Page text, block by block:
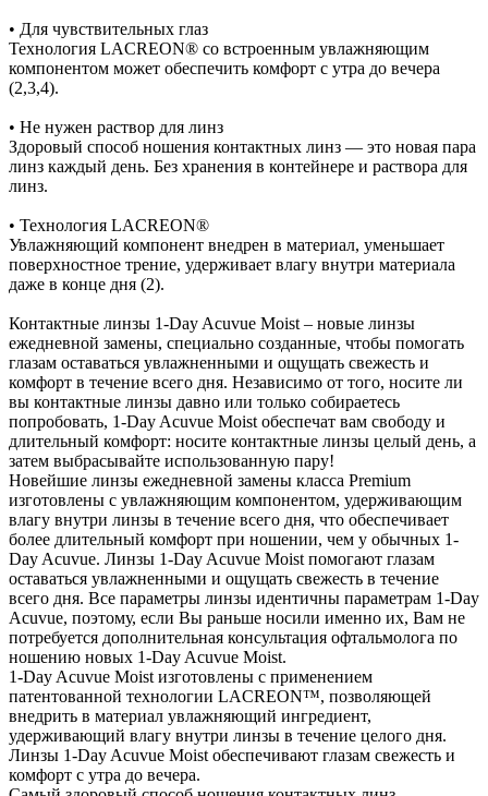
• Для чувствительных глаз
Технология LACREON® со встроенным увлажняющим
компонентом может обеспечить комфорт с утра до вечера
(2,3,4).
• Не нужен раствор для линз
Здоровый способ ношения контактных линз — это новая пара
линз каждый день. Без хранения в контейнере и раствора для
линз.
• Технология LACREON®
Увлажняющий компонент внедрен в материал, уменьшает
поверхностное трение, удерживает влагу внутри материала
даже в конце дня (2).
Контактные линзы 1-Day Acuvue Moist – новые линзы
ежедневной замены, специально созданные, чтобы помогать
глазам оставаться увлажненными и ощущать свежесть и
комфорт в течение всего дня. Независимо от того, носите ли
вы контактные линзы давно или только собираетесь
попробовать, 1-Day Acuvue Moist обеспечат вам свободу и
длительный комфорт: носите контактные линзы целый день, а
затем выбрасывайте использованную пару!
Новейшие линзы ежедневной замены класса Premium
изготовлены с увлажняющим компонентом, удерживающим
влагу внутри линзы в течение всего дня, что обеспечивает
более длительный комфорт при ношении, чем у обычных 1-
Day Acuvue. Линзы 1-Day Acuvue Moist помогают глазам
оставаться увлажненными и ощущать свежесть в течение
всего дня. Все параметры линзы идентичны параметрам 1-Day
Acuvue, поэтому, если Вы раньше носили именно их, Вам не
потребуется дополнительная консультация офтальмолога по
ношению новых 1-Day Acuvue Moist.
1-Day Acuvue Moist изготовлены с применением
патентованной технологии LACREON™, позволяющей
внедрить в материал увлажняющий ингредиент,
удерживающий влагу внутри линзы в течение целого дня.
Линзы 1-Day Acuvue Moist обеспечивают глазам свежесть и
комфорт с утра до вечера.